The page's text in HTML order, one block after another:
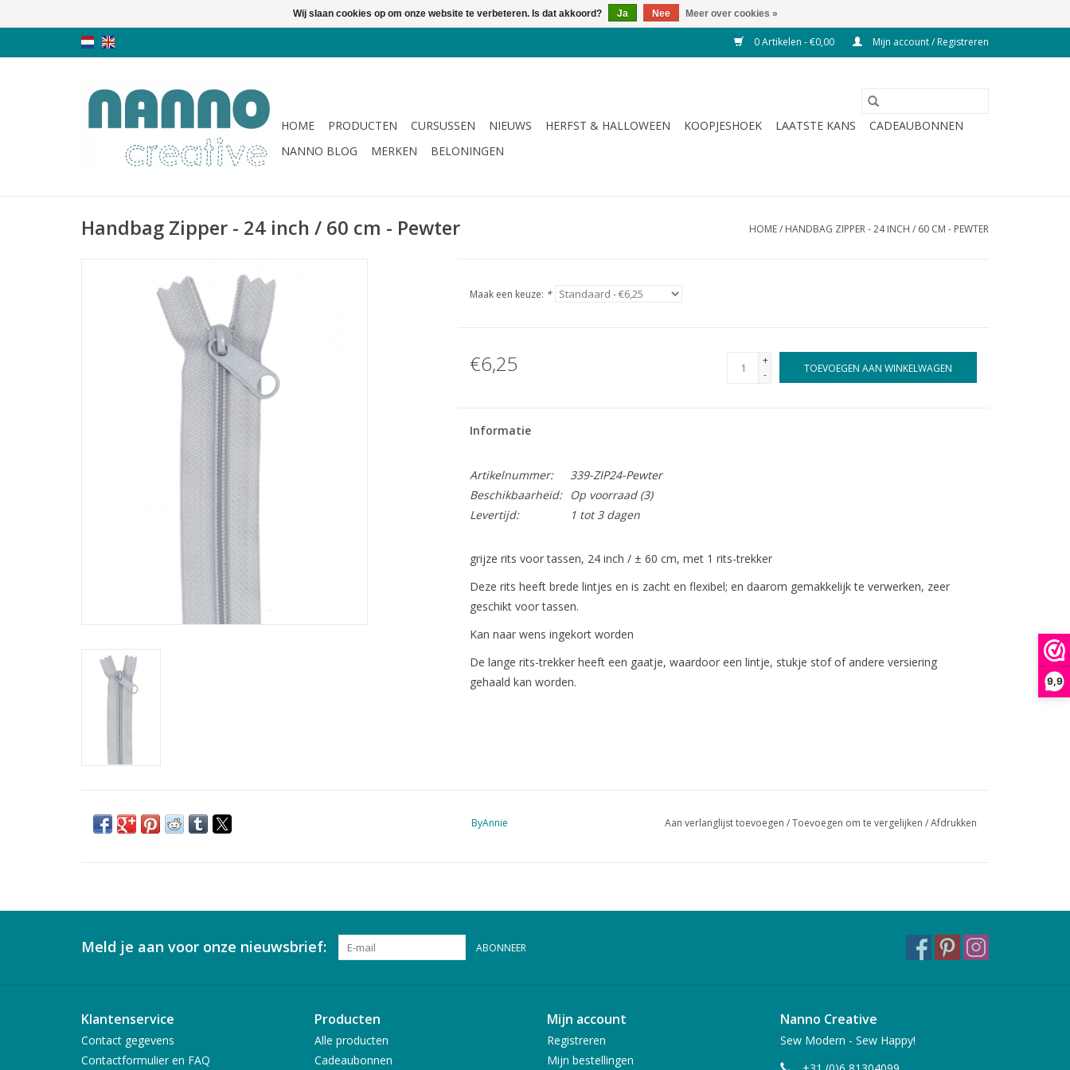
9,9
0 Artikelen - €0,00 Mijn account / Registreren
HOME PRODUCTEN CURSUSSEN NIEUWS HERFST & HALLOWEEN KOOPJESHOEK LAATSTE KANS
CADEAUBONNEN
NANNO BLOG
MERKEN BELONINGEN
Handbag Zipper - 24 inch / 60 cm - Pewter HOME/ HANDBAG ZIPPER - 24 INCH / 60 CM - PEWTER
Maak een keuze: *
€6,25
+
-
TOEVOEGEN AAN WINKELWAGEN
Informatie
Artikelnummer:
339-ZIP24-Pewter
Beschikbaarheid:
Op voorraad(3)
Levertijd:
1 tot 3 dagen
grijze rits voor tassen, 24 inch / ± 60 cm, met 1 rits-trekker
Deze rits heeft brede lintjes en is zacht en flexibel; en daarom gemakkelijk te verwerken, zeer
geschikt voor tassen.
Kan naar wens ingekort worden
De lange rits-trekker heeft een gaatje, waardoor een lintje, stukje stof of andere versiering
gehaald kan worden.
ByAnnie Aan verlanglijst toevoegen /Toevoegen om te vergelijken /Afdrukken
Meld je aan voor onze nieuwsbrief: ABONNEER
Klantenservice
Contact gegevens
Contactformulier en FAQ
Producten
Alle producten
Cadeaubonnen
Mijn account
Registreren
Mijn bestellingen
Nanno Creative
Sew Modern - Sew Happy!
Wij slaan cookies op om onze website te verbeteren. Is dat akkoord? Ja Nee Meer over cookies »